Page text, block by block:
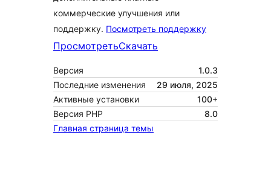
коммерческие улучшения или
поддержку. Посмотреть поддержку
ПросмотретьСкачать
Версия
1.0.3
Последние изменения
29 июля, 2025
Активные установки
100+
Версия PHP
8.0
Главная страница темы